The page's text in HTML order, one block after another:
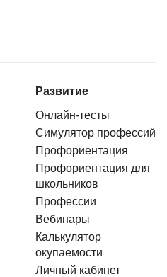
Развитие
Онлайн-тесты
Симулятор профессий
Профориентация
Профориентация для
школьников
Профессии
Вебинары
Калькулятор
окупаемости
Личный кабинет